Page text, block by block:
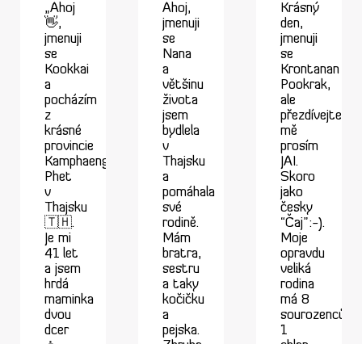
„Ahoj
👋,
jmenuji
se
Kookkai
a
pocházím
z
krásné
provincie
Kamphaeng
Phet
v
Thajsku
🇹🇭.
Je mi
41 let
a jsem
hrdá
maminka
dvou
dcer
Ahoj,
jmenuji
se
Nana
a
většinu
života
jsem
bydlela
v
Thajsku
a
pomáhala
své
rodině.
Mám
bratra,
sestru
a taky
kočičku
a
pejska.
Krásný
den,
jmenuji
se
Krontanan
Pookrak,
ale
přezdívejte
mě
prosím
JAI.
Skoro
jako
česky
“Čaj”:-).
Moje
opravdu
veliká
rodina
má 8
sourozenců,
1